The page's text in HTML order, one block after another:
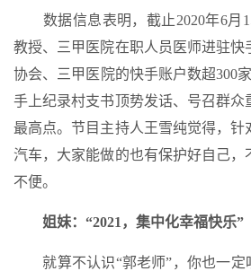
数据信息表明，截止2020年6月
教授、三甲医院在职人员医师进驻快
协会、三甲医院的快手账户数超300
手上纪录村支书顶势发话、号召群众
最高点。节目主持人王雪纯觉得，针
汽车，大家能做的也有保护好自己，
不便。
姐妹：“2021，集中化幸福快乐”
就算不认识“郭老师”，你也一定